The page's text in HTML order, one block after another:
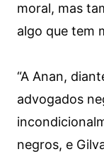
moral, mas
algo que tem
“A Anan,
advogados
negros, e